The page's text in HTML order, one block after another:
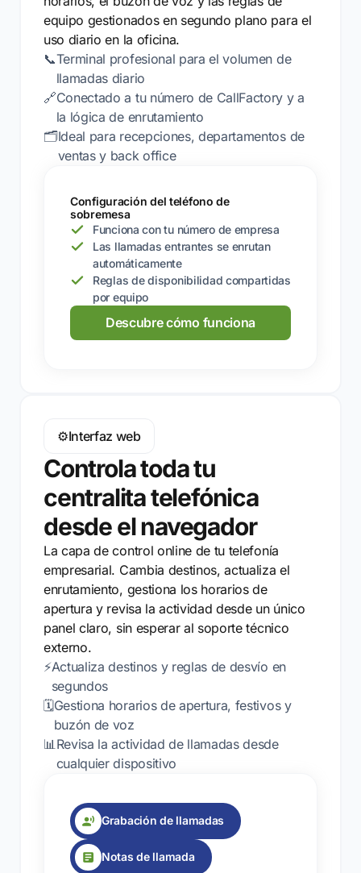
equipo gestionados en segundo plano para el
uso diario en la oficina.
📞Terminal profesional para el volumen de
llamadas diario
🔗Conectado a tu número de CallFactory y a
la lógica de enrutamiento
🗂️Ideal para recepciones, departamentos de
ventas y back office
Configuración del teléfono de
sobremesa
Funciona con tu número de empresa
Las llamadas entrantes se enrutan
automáticamente
Reglas de disponibilidad compartidas
por equipo
Descubre cómo funciona
⚙️Interfaz web
Controla toda tu
centralita telefónica
desde el navegador
La capa de control online de tu telefonía
empresarial. Cambia destinos, actualiza el
enrutamiento, gestiona los horarios de
apertura y revisa la actividad desde un único
panel claro, sin esperar al soporte técnico
externo.
⚡Actualiza destinos y reglas de desvío en
segundos
🗓️Gestiona horarios de apertura, festivos y
buzón de voz
📊 Revisa la actividad de llamadas desde
cualquier dispositivo
Grabación de llamadas
Notas de llamada